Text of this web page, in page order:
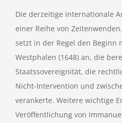
Die derzeitige internationale
einer Reihe von
setzt in der Regel den Beginn
Westphalen (1648) an, die
Staatssovereignität, die
Nicht-Intervention und
verankerte. Weitere wichtige
Veröffentlichung von